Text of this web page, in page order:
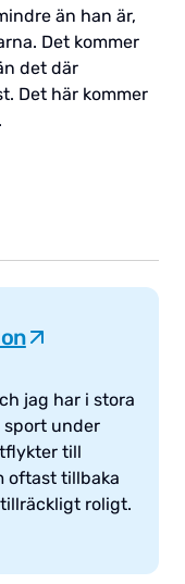
än han är,
Det kommer
det där
Det här kommer
jag har i stora
sport under
till
oftast tillbaka
roligt.